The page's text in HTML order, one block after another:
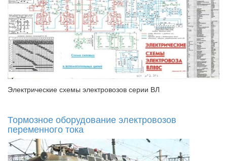
Электрические схемы электровозов серии ВЛ
Тормозное оборудование электровозов
переменного тока